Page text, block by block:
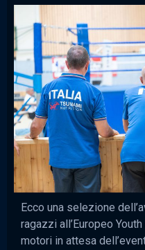
Ecco una selezione
ragazzi all’Europeo
motori in attesa